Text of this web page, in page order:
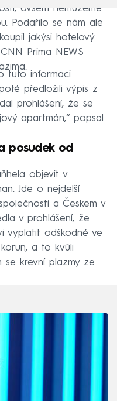
ovšem nemůžeme
Podařilo se nám ale
jakýsi hotelový
Prima NEWS
tuto informaci
předložili výpis z
prohlášení, že se
apartmán,“ popsal
posudek od
objevit v
Jde o nejdelší
a Českem v
v prohlášení, že
vyplatit odškodné ve
a to kvůli
se krevní plazmy ze